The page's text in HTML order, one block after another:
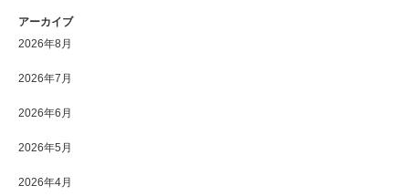
アーカイブ
2026年8月
2026年7月
2026年6月
2026年5月
2026年4月